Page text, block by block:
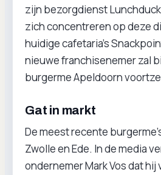
zijn bezorgdienst
zich concentreren op deze
huidige cafetaria’s
nieuwe franchisenemer zal
burgerme Apeldoorn
Gat in markt
De meest recente
Zwolle en Ede. In de media
ondernemer Mark Vos dat